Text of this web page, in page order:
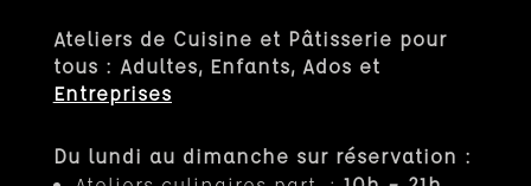
Ateliers de Cuisine et Pâtisserie pour
tous : Adultes, Enfants, Ados et
Entreprises
Du lundi au dimanche sur réservation :